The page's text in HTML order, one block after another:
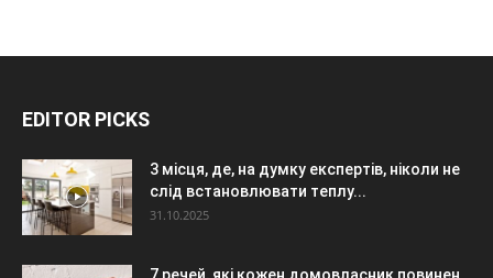
EDITOR PICKS
3 місця, де, на думку експертів, ніколи не
слід встановлювати теплу...
31.10.2025